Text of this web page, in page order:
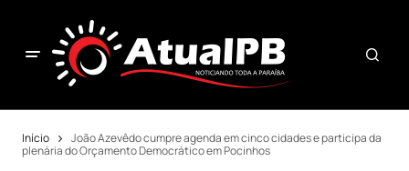
Início
João Azevêdo cumpre agenda em cinco cidades e participa da
plenária do Orçamento Democrático em Pocinhos